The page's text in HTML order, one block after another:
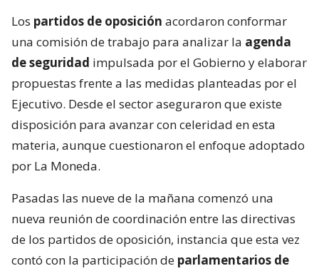
Los partidos de oposición acordaron conformar
una comisión de trabajo para analizar la agenda
de seguridad impulsada por el Gobierno y elaborar
propuestas frente a las medidas planteadas por el
Ejecutivo. Desde el sector aseguraron que existe
disposición para avanzar con celeridad en esta
materia, aunque cuestionaron el enfoque adoptado
por La Moneda.
Pasadas las nueve de la mañana comenzó una
nueva reunión de coordinación entre las directivas
de los partidos de oposición, instancia que esta vez
contó con la participación de parlamentarios de